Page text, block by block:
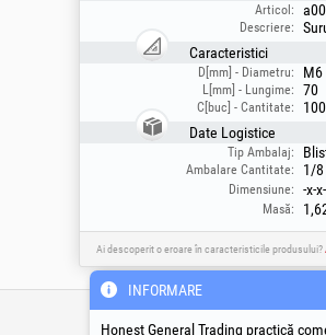
Articol:
Descriere:
Caracteristici
D[mm] - Diametru: M6
L[mm] - Lungime: 70
C[buc] - Cantitate:
100
Date Logistice
Tip Ambalaj:
Ambalare Cantitate: 1/8
Dimensiune: -x-x-
Masă:
Ai descoperit o eroare în caracteristicile produsului?
Infoline Tehnic &
INFORMARE
Honest General Trading practică